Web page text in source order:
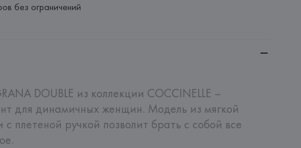
без ограничений
DOUBLE из коллекции COCCINELLE –
для динамичных женщин. Модель из мягкой
плетеной ручкой позволит брать с собой все